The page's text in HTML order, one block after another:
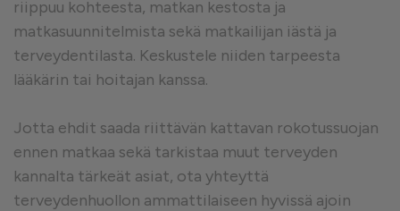
riippuu kohteesta, matkan kestosta ja
matkasuunnitelmista sekä matkailijan iästä ja
terveydentilasta. Keskustele niiden tarpeesta
lääkärin tai hoitajan kanssa.
Jotta ehdit saada riittävän kattavan rokotussuojan
ennen matkaa sekä tarkistaa muut terveyden
kannalta tärkeät asiat, ota yhteyttä
terveydenhuollon ammattilaiseen hyvissä ajoin